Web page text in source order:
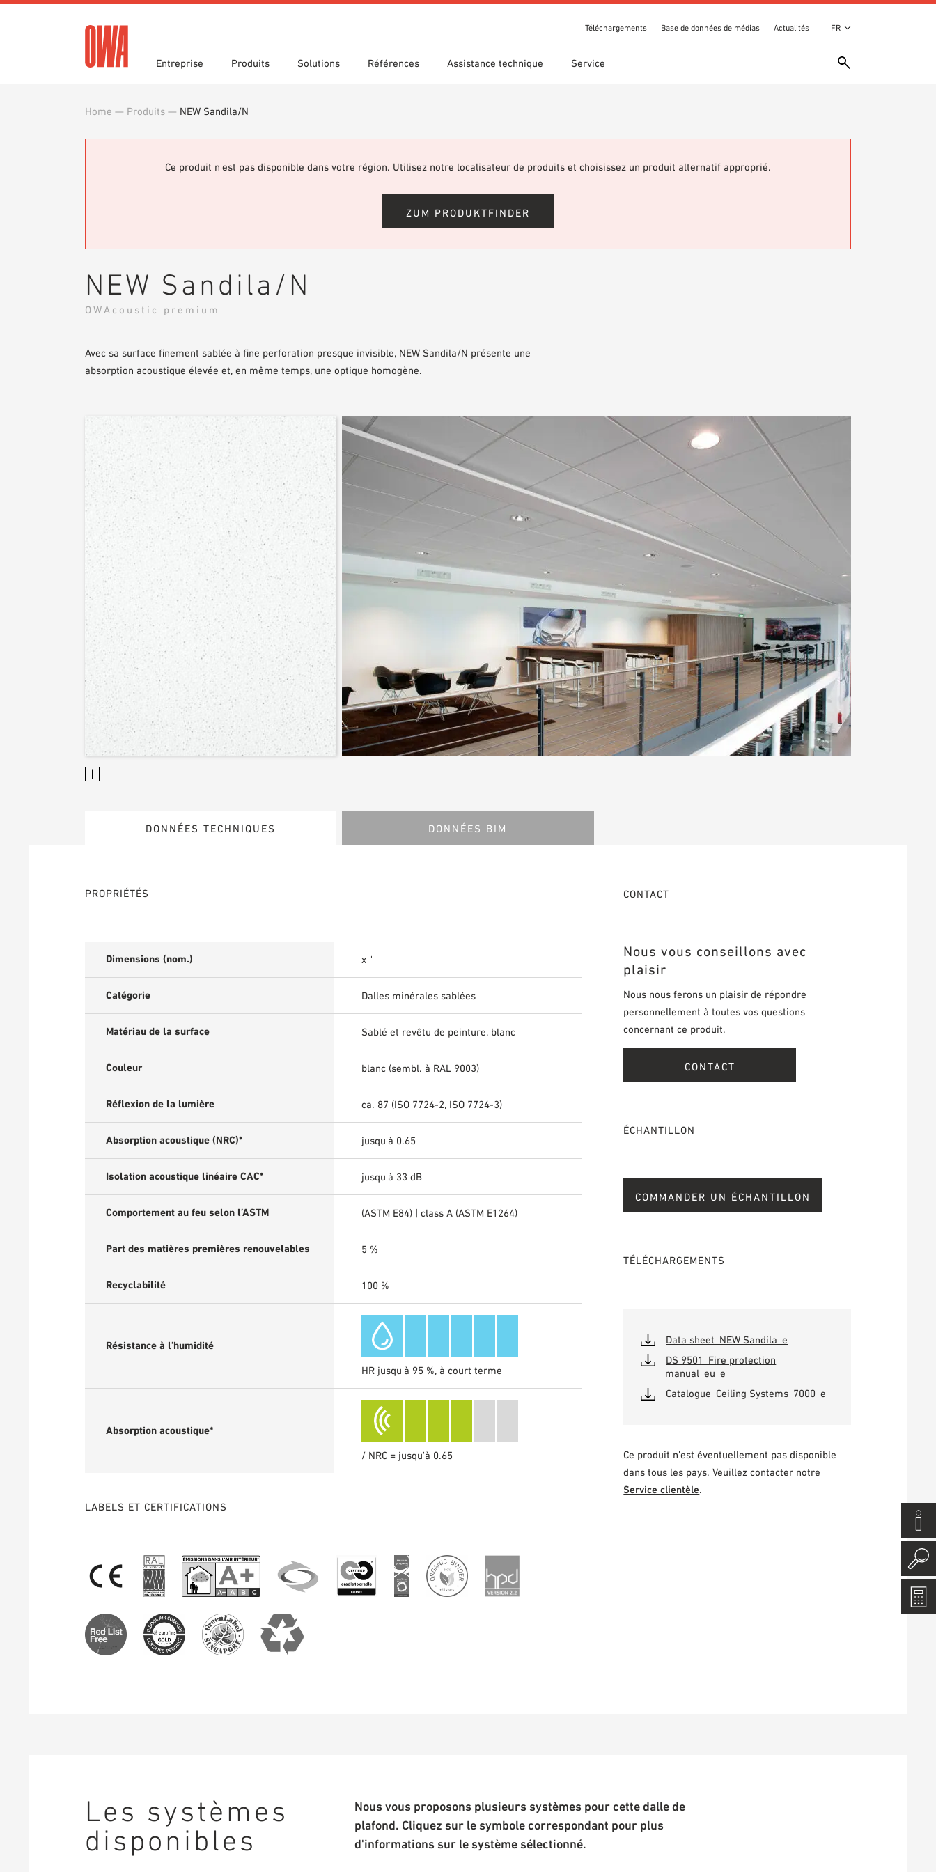
Téléchargements Base de données de médias Actualités FR
Entreprise
Histoire
Produits
Les collections OWA
Solutions
Fonctions
Références Assistance technique Service
Bibliothèque BIM/Revit Vidéos
Home — Produits — NEW Sandila/N
Ce produit n'est pas disponible dans votre région. Utilisez notre localisateur de produits et choisissez un produit alternatif approprié.
ZUM PRODUKTFINDER
NEW Sandila/N
OWAcoustic premium
Avec sa surface finement sablée à fine perforation presque invisible, NEW Sandila/N présente une
absorption acoustique élevée et, en même temps, une optique homogène.
DONNÉES TECHNIQUES DONNÉES BIM
PROPRIÉTÉS
Dimensions (nom.) x "
Catégorie Dalles minérales sablées
Matériau de la surface Sablé et revêtu de peinture, blanc
Couleur blanc (sembl. à RAL 9003)
Réflexion de la lumière ca. 87 (ISO 7724-2, ISO 7724-3)
Absorption acoustique (NRC)* jusqu'à 0.65
Isolation acoustique linéaire CAC* jusqu'à 33 dB
Comportement au feu selon l’ASTM (ASTM E84) | class A (ASTM E1264)
Part des matières premières renouvelables 5 %
Recyclabilité 100 %
Résistance à l’humidité
HR jusqu'à 95 %, à court terme
Absorption acoustique*
/ NRC = jusqu'à 0.65
LABELS ET CERTIFICATIONS
CONTACT
Nous vous conseillons avec
plaisir
Nous nous ferons un plaisir de répondre
personnellement à toutes vos questions
concernant ce produit.
CONTACT
ÉCHANTILLON
COMMANDER UN ÉCHANTILLON
TÉLÉCHARGEMENTS
Data sheet_NEW Sandila_e
DS 9501_Fire protection
manual_eu_e
Catalogue_Ceiling Systems_7000_e
Ce produit n’est éventuellement pas disponible
dans tous les pays. Veuillez contacter notre
Service clientèle.
Les systèmes
disponibles
Nous vous proposons plusieurs systèmes pour cette dalle de
plafond. Cliquez sur le symbole correspondant pour plus
d'informations sur le système sélectionné.